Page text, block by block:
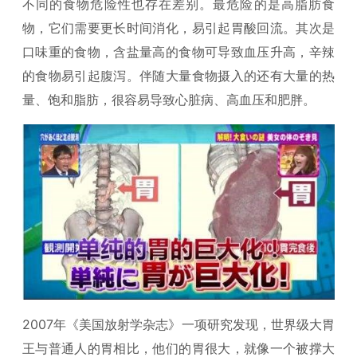
不同的食物危险性也存在差别。最危险的是高脂肪食
物，它们需要更长时间消化，易引起胃酸回流。其次是
口味重的食物，含盐量高的食物可导致血压升高，辛辣
的食物易引起腹泻。伴随大量食物摄入的还有大量的热
量、饱和脂肪，很容易导致心脏病、高血压和肥胖。
2007年《美国放射学杂志》一项研究发现，世界级大胃
王与普通人的胃相比，他们的胃很大，就像一个被撑大